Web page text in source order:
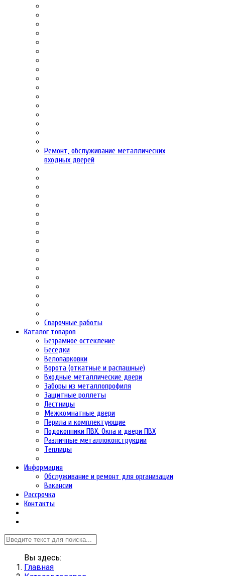
Ремонт, обслуживание металлических
входных дверей
Сварочные работы
Каталог товаров
Безрамное остекление
Беседки
Велопарковки
Ворота (откатные и распашные)
Входные металлические двери
Заборы из металлопрофиля
Защитные роллеты
Лестницы
Межкомнатные двери
Перила и комплектующие
Подоконники ПВХ. Окна и двери ПВХ
Различные металлоконструкции
Теплицы
Информация
Обслуживание и ремонт для организации
Вакансии
Рассрочка
Контакты
Вы здесь:
Главная